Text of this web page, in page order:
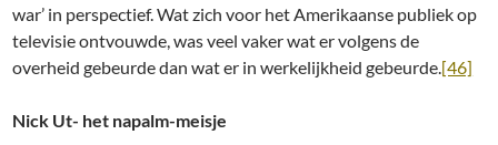
war’ in perspectief. Wat zich voor het Amerikaanse publiek op
televisie ontvouwde, was veel vaker wat er volgens de
overheid gebeurde dan wat er in werkelijkheid gebeurde.[46]
Nick Ut- het napalm-meisje